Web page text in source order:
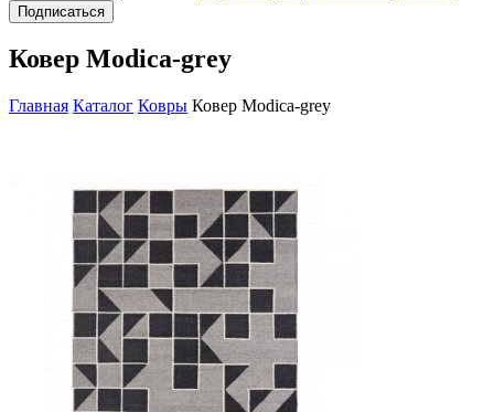
Подписаться
Ковер Modica-grey
Главная Каталог Ковры Ковер Modica-grey